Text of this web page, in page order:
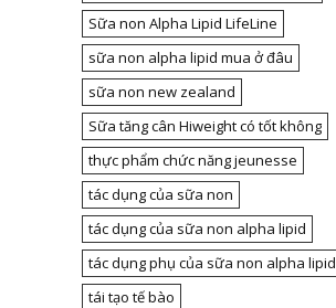
Sữa non Alpha Lipid LifeLine
sữa non alpha lipid mua ở đâu
sữa non new zealand
Sữa tăng cân Hiweight có tốt không
thực phẩm chức năng jeunesse
tác dụng của sữa non
tác dụng của sữa non alpha lipid
tác dụng phụ của sữa non alpha lipid
tái tạo tế bào